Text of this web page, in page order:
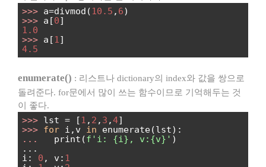
>>> a=divmod(10.5 , 6)
>>> a[0]
1.0
>>> a[1 ]
4.5
enumerate() : 리스트나 dictionary의 index와 값을 쌍으로
돌려준다. for문에서 많이 쓰는 함수이므로 기억해두는 것
이 좋다.
>>> lst = [1 , 2 , 3 ,4]
>>> fori,v in enumerate(lst):
...
print(f'i: {i}, v:{v}' )
...
i: 0 , v: 1